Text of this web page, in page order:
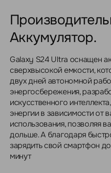
Аккумулятор.
Galaxy S24 Ultra оснащен
сверхвысокой емкости,
двух дней автономной
энергосбережения,
искусственного
энергии в зависимости от
использования, позволяя
дольше. А благодаря
зарядить свой смартфон
минут